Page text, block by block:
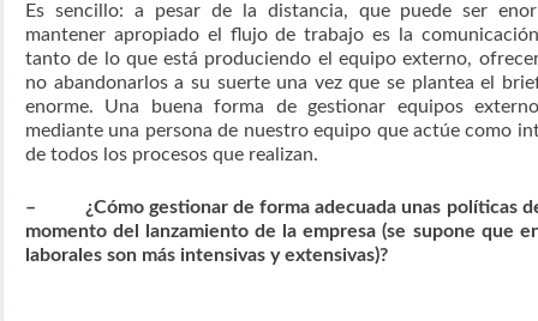
Es sencillo: a pesar de la distancia, que puede ser
mantener apropiado el flujo de trabajo es la
tanto de lo que está produciendo el equipo externo,
no abandonarlos a su suerte una vez que se plantea el
enorme. Una buena forma de gestionar equipos
mediante una persona de nuestro equipo que actúe como
de todos los procesos que realizan.
– ¿Cómo gestionar de forma adecuada unas políticas
momento del lanzamiento de la empresa (se supone que
laborales son más intensivas y extensivas)?